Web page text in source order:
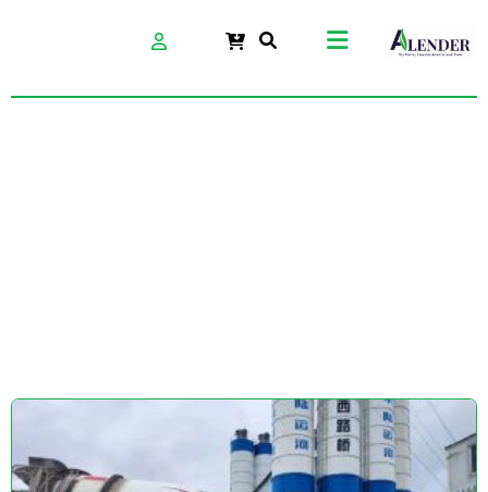
12 بهمن 2025 آلندر-